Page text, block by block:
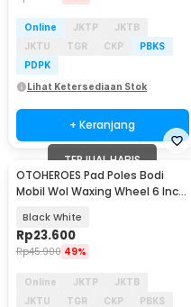
Online JKTP
JKTB
JKTU
TGR CKP
PBKS
PDPK
Lihat Ketersediaan Stok
+ Keranjang
TERJUAL HABIS
OTOHEROES Pad Poles Bodi
Mobil Wol Waxing Wheel 6 Inch
Black White
Rp23.600
Rp45.900 49%
Online JKTP
JKTB
JKTU
TGR CKP
PBKS